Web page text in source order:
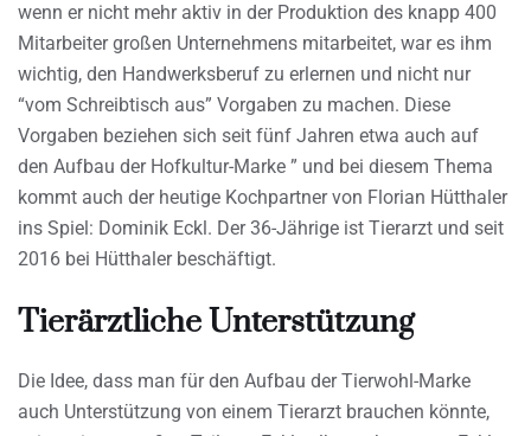
wenn er nicht mehr aktiv in der Produktion des knapp 400
Mitarbeiter großen Unternehmens mitarbeitet, war es ihm
wichtig, den Handwerksberuf zu erlernen und nicht nur
“vom Schreibtisch aus” Vorgaben zu machen. Diese
Vorgaben beziehen sich seit fünf Jahren etwa auch auf
den Aufbau der Hofkultur-Marke ” und bei diesem Thema
kommt auch der heutige Kochpartner von Florian Hütthaler
ins Spiel: Dominik Eckl. Der 36-Jährige ist Tierarzt und seit
2016 bei Hütthaler beschäftigt.
Tierärztliche Unterstützung
Die Idee, dass man für den Aufbau der Tierwohl-Marke
auch Unterstützung von einem Tierarzt brauchen könnte,